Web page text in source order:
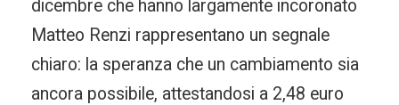
dicembre che hanno largamente incoronato
Matteo Renzi rappresentano un segnale
chiaro: la speranza che un cambiamento sia
ancora possibile, attestandosi a 2,48 euro